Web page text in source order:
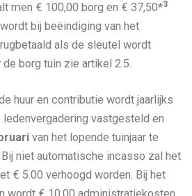
men € 100,00 borg en € 37,50*3
bij beëindiging van het
als de sleutel wordt
borg tuin zie artikel 2.5.
huur en contributie wordt jaarlijks
vastgesteld en
van het lopende tuinjaar te
niet automatische incasso zal het
€ 5.00 verhoogd worden. Bij het